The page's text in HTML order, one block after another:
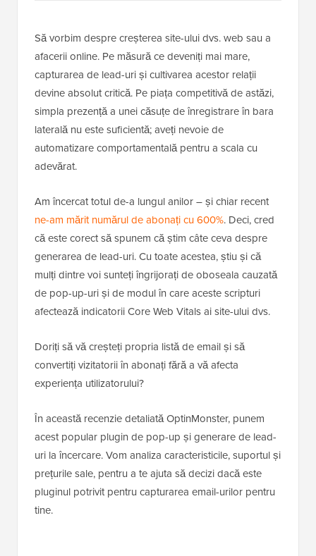
Să vorbim despre creșterea site-ului dvs. web sau a
afacerii online. Pe măsură ce deveniți mai mare,
capturarea de lead-uri și cultivarea acestor relații
devine absolut critică. Pe piața competitivă de astăzi,
simpla prezență a unei căsuțe de înregistrare în bara
laterală nu este suficientă; aveți nevoie de
automatizare comportamentală pentru a scala cu
adevărat.
Am încercat totul de-a lungul anilor – și chiar recent
ne-am mărit numărul de abonați cu 600%. Deci, cred
că este corect să spunem că știm câte ceva despre
generarea de lead-uri. Cu toate acestea, știu și că
mulți dintre voi sunteți îngrijorați de oboseala cauzată
de pop-up-uri și de modul în care aceste scripturi
afectează indicatorii Core Web Vitals ai site-ului dvs.
Doriți să vă creșteți propria listă de email și să
convertiți vizitatorii în abonați fără a vă afecta
experiența utilizatorului?
În această recenzie detaliată OptinMonster, punem
acest popular plugin de pop-up și generare de lead-
uri la încercare. Vom analiza caracteristicile, suportul și
prețurile sale, pentru a te ajuta să decizi dacă este
pluginul potrivit pentru capturarea email-urilor pentru
tine.